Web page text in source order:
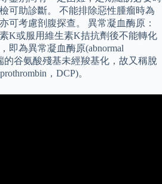
可助診斷。 不能排除惡性腫瘤時為
可考慮剖腹探查。 異常凝血酶原：
K或服用維生素K拮抗劑後不能轉化
即為異常凝血酶原(abnormal
的谷氨酸殘基未經羧基化，故又稱脫
，DCP)。